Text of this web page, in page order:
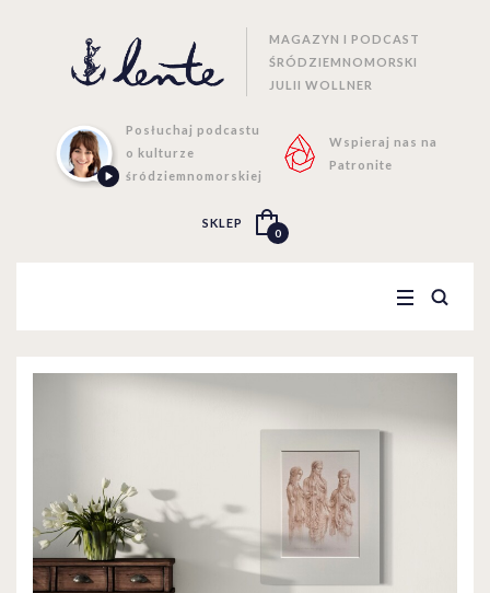
MAGAZYN I PODCAST
ŚRÓDZIEMNOMORSKI
JULII WOLLNER
Posłuchaj podcastu
o kulturze
śródziemnomorskiej
Wspieraj nas na
Patronite
SKLEP
0